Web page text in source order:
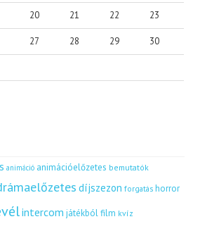
20 21 22 23
27 28 29 30
animáció animációelőzetes bemutatók
díjszezon forgatás horror
intercom játékból film kvíz